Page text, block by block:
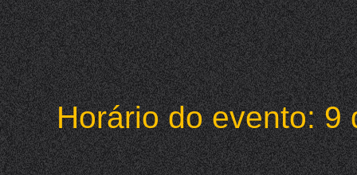
Horário do evento: